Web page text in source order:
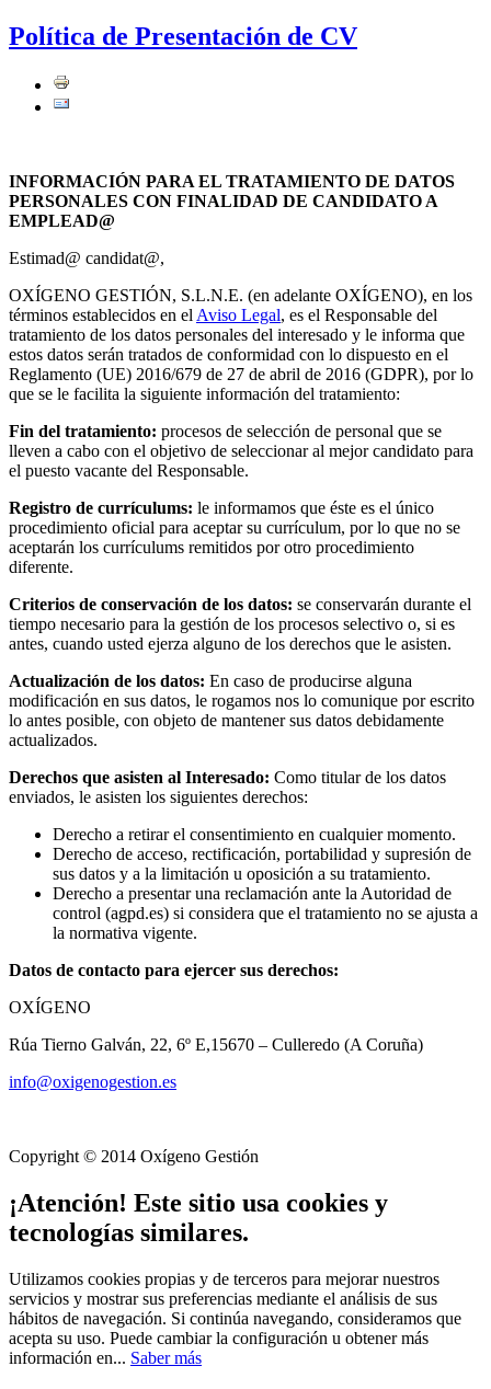
Política de Presentación de CV
INFORMACIÓN PARA EL TRATAMIENTO DE DATOS
PERSONALES CON FINALIDAD DE CANDIDATO A
EMPLEAD@
Estimad@ candidat@,
OXÍGENO GESTIÓN, S.L.N.E. (en adelante OXÍGENO), en los
términos establecidos en el Aviso Legal, es el Responsable del
tratamiento de los datos personales del interesado y le informa que
estos datos serán tratados de conformidad con lo dispuesto en el
Reglamento (UE) 2016/679 de 27 de abril de 2016 (GDPR), por lo
que se le facilita la siguiente información del tratamiento:
Fin del tratamiento: procesos de selección de personal que se
lleven a cabo con el objetivo de seleccionar al mejor candidato para
el puesto vacante del Responsable.
Registro de currículums: le informamos que éste es el único
procedimiento oficial para aceptar su currículum, por lo que no se
aceptarán los currículums remitidos por otro procedimiento
diferente.
Criterios de conservación de los datos: se conservarán durante el
tiempo necesario para la gestión de los procesos selectivo o, si es
antes, cuando usted ejerza alguno de los derechos que le asisten.
Actualización de los datos: En caso de producirse alguna
modificación en sus datos, le rogamos nos lo comunique por escrito
lo antes posible, con objeto de mantener sus datos debidamente
actualizados.
Derechos que asisten al Interesado: Como titular de los datos
enviados, le asisten los siguientes derechos:
Derecho a retirar el consentimiento en cualquier momento.
Derecho de acceso, rectificación, portabilidad y supresión de
sus datos y a la limitación u oposición a su tratamiento.
Derecho a presentar una reclamación ante la Autoridad de
control (agpd.es) si considera que el tratamiento no se ajusta a
la normativa vigente.
Datos de contacto para ejercer sus derechos:
OXÍGENO
Rúa Tierno Galván, 22, 6º E,15670 – Culleredo (A Coruña)
info@oxigenogestion.es
Copyright © 2014 Oxígeno Gestión
¡Atención! Este sitio usa cookies y
tecnologías similares.
Utilizamos cookies propias y de terceros para mejorar nuestros
servicios y mostrar sus preferencias mediante el análisis de sus
hábitos de navegación. Si continúa navegando, consideramos que
acepta su uso. Puede cambiar la configuración u obtener más
información en... Saber más